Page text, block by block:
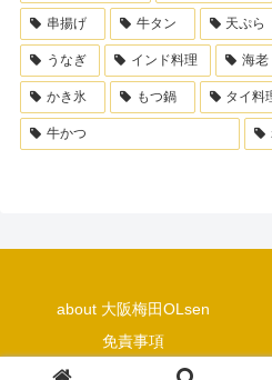
串揚げ 牛タン 天ぷら
うなぎ インド料理 海老
かき氷 もつ鍋 タイ料
牛かつ
about 大阪梅田OLsen
免責事項